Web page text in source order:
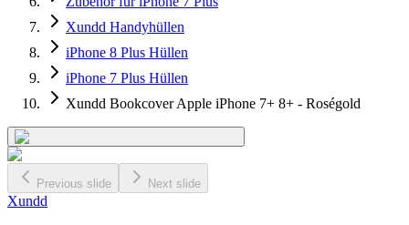
Xundd Handyhüllen
iPhone 8 Plus Hüllen
iPhone 7 Plus Hüllen
Xundd Bookcover Apple iPhone 7+ 8+ - Roségold
Previous slide Next slide
Xundd